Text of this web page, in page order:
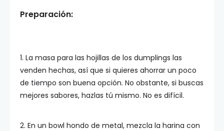
Preparación:
1. La masa para las hojillas de los dumplings las
venden hechas, así que si quieres ahorrar un poco
de tiempo son buena opción. No obstante, si buscas
mejores sabores, hazlas tú mismo. No es difícil.
2. En un bowl hondo de metal, mezcla la harina con